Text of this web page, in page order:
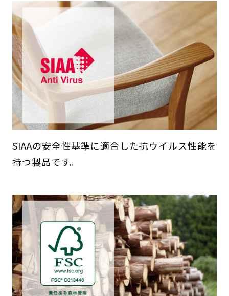
SIAAの安全性基準に適合した抗ウイルス性能を
持つ製品です。